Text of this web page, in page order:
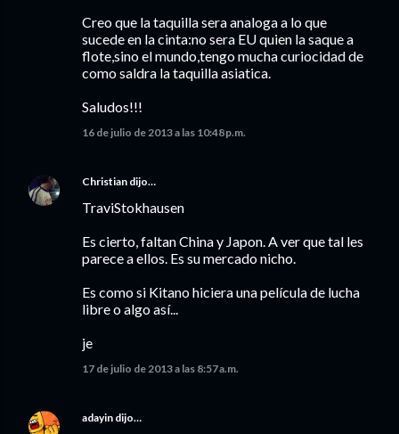
Creo que la taquilla sera analoga a lo que
sucede en la cinta:no sera EU quien la saque a
flote,sino el mundo,tengo mucha curiocidad de
como saldra la taquilla asiatica.
Saludos!!!
16 de julio de 2013 a las 10:48 p.m.
Christian dijo…
TraviStokhausen
Es cierto, faltan China y Japon. A ver que tal les
parece a ellos. Es su mercado nicho.
Es como si Kitano hiciera una película de lucha
libre o algo así...
je
17 de julio de 2013 a las 8:57 a.m.
adayin dijo…